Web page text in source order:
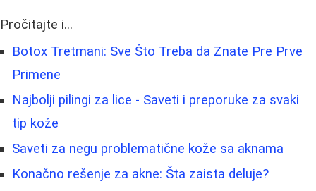
Pročitajte i...
Botox Tretmani: Sve Što Treba da Znate Pre Prve
Primene
Najbolji pilingi za lice - Saveti i preporuke za svaki
tip kože
Saveti za negu problematične kože sa aknama
Konačno rešenje za akne: Šta zaista deluje?